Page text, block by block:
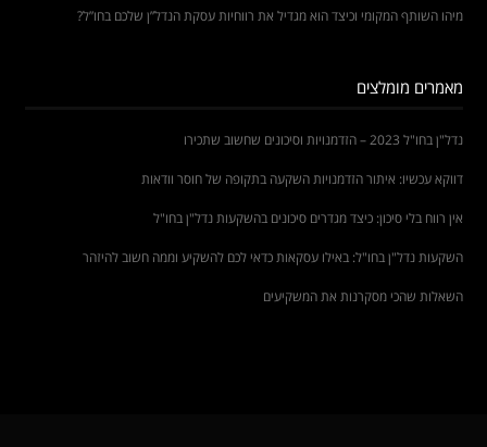
מיהו השותף המקומי וכיצד הוא מגדיל את רווחיות עסקת הנדל”ן שלכם בחו”ל?
מאמרים מומלצים
נדל"ן בחו"ל 2023 – הזדמנויות וסיכונים שחשוב שתכירו
דווקא עכשיו: איתור הזדמנויות השקעה בתקופה של חוסר וודאות
אין רווח בלי סיכון: כיצד מגדרים סיכונים בהשקעות נדל"ן בחו"ל
השקעות נדל"ן בחו"ל: באילו עסקאות כדאי לכם להשקיע וממה חשוב להיזהר
השאלות שהכי מסקרנות את המשקיעים